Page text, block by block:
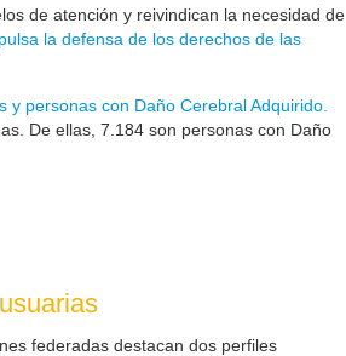
de atención y reivindican la necesidad de
la defensa de los derechos de las
y personas con Daño Cerebral Adquirido.
De ellas, 7.184 son personas con Daño
federadas destacan dos perfiles